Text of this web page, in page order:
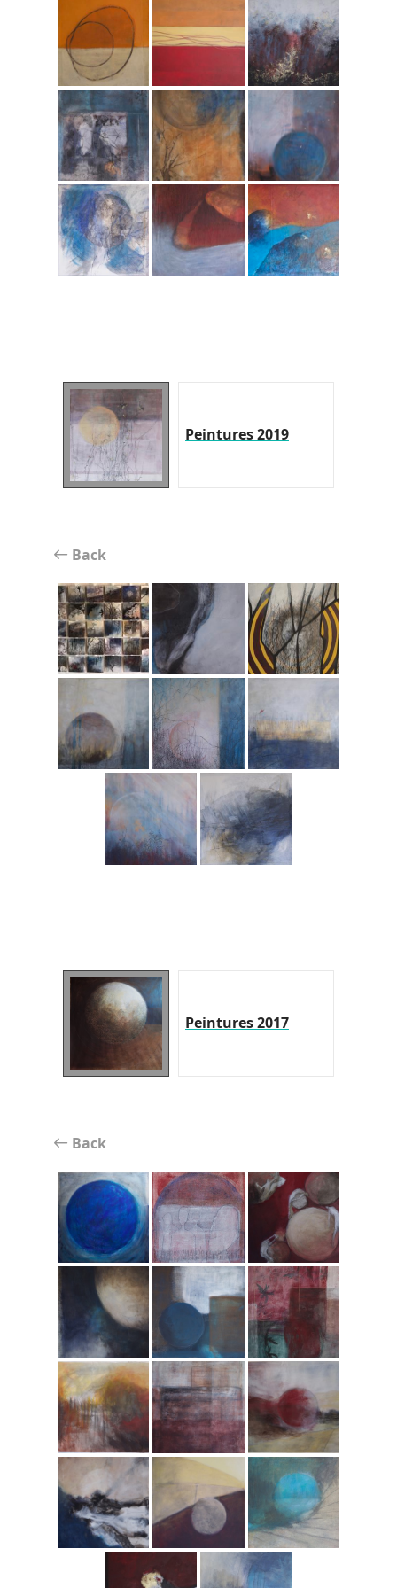
Peintures 2019
Back
Peintures 2017
Back